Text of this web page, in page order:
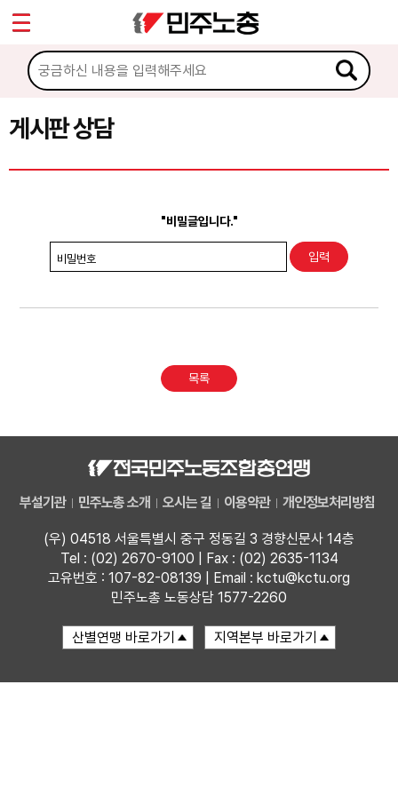
게시판 상담
"비밀글입니다."
비밀번호
목록
부설기관 민주노총 소개 오시는 길 이용약관 개인정보처리방침
(우) 04518 서울특별시 중구 정동길 3 경향신문사 14층
Tel : (02) 2670-9100 | Fax : (02) 2635-1134
고유번호 : 107-82-08139 | Email : kctu@kctu.org
민주노총 노동상담 1577-2260
마이페이지
소개
소식
노동상담
권리찾기수첩 검색
찾아보기
Sketchbook5, 스케치북5
Sketchbook5, 스케치북5